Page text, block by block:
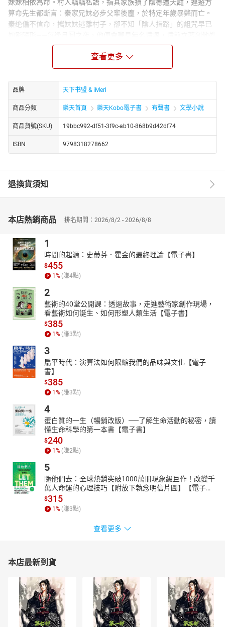
妹妹相依為命。村人竊竊私語，指其家族損了陰德遭天譴，連遊方
算命先生都斷言：秦家兄妹必步父輩後塵，於特定年歲暴斃而亡。
秦绝偏不信命，攜妹妹逃離村子，卻不知「陰人指路」的詛咒早已
名的墓碑；妹妹身上莫名浮現青黑色指印，似有隱形之手欲將她拖
入地獄；更詭異的是，每當秦绝接近真相，身邊便會有人以離奇方
式橫死，彷彿有股力量在警告他：「莫問前路，莫尋真相。」
十年追查，秦绝發現所有線索皆指向二十年前秦家參與的一場「陰
婚」——祖父為續香火，竟將一名早夭女嬰配給亡父，更以邪術將其
魂魄封入祖墳。而今，女嬰的怨靈蘇醒，以「指路」為名，引秦家
身不腐，指尖長出漆黑指甲，而墓碑背後刻著血字：「秦家男丁，
代代還債。」當他試圖以符咒鎮壓時，妹妹突然被怨靈附身，冷笑
著揮刀刺向自己心臟——原來，這場詛咒的終極目標，從不是秦绝一
https://youtube.com/@tianxiagushi?si=ZstiltPoiwO0g4fT
http://www.youtube.com/channel/UC2yhCURng4uUjphEqZwKig/
查看更多
品牌 天下书盟 & iMerl
商品分類 樂天首頁 樂天Kobo電子書 有聲書 文學小說
商品貨號(SKU) 19bbc992-df51-3f9c-ab10-868b9d42df74
ISBN 9798318278662
退換貨須知
本店熱銷商品 排名期間：2026/8/2 - 2026/8/8
1
時間的起源：史蒂芬．霍金的最終理論【電子書】
$455
1 % (賺4點)
2
藝術的40堂公開課：透過故事，走進藝術家創作現場，
看藝術如何誕生、如何形塑人類生活【電子書】
$385
1 % (賺3點)
3
扁平時代：演算法如何限縮我們的品味與文化【電子
書】
$385
1 % (賺3點)
4
蛋白質的一生（暢銷改版）──了解生命活動的秘密，讀
懂生命科學的第一本書【電子書】
$240
1 % (賺2點)
5
隨他們去：全球熱銷突破1000萬冊現象級巨作！改變千
萬人命運的心理技巧【附放下執念明信片圖】【電子
書】
$315
1 % (賺3點)
查看更多
本店最新到貨